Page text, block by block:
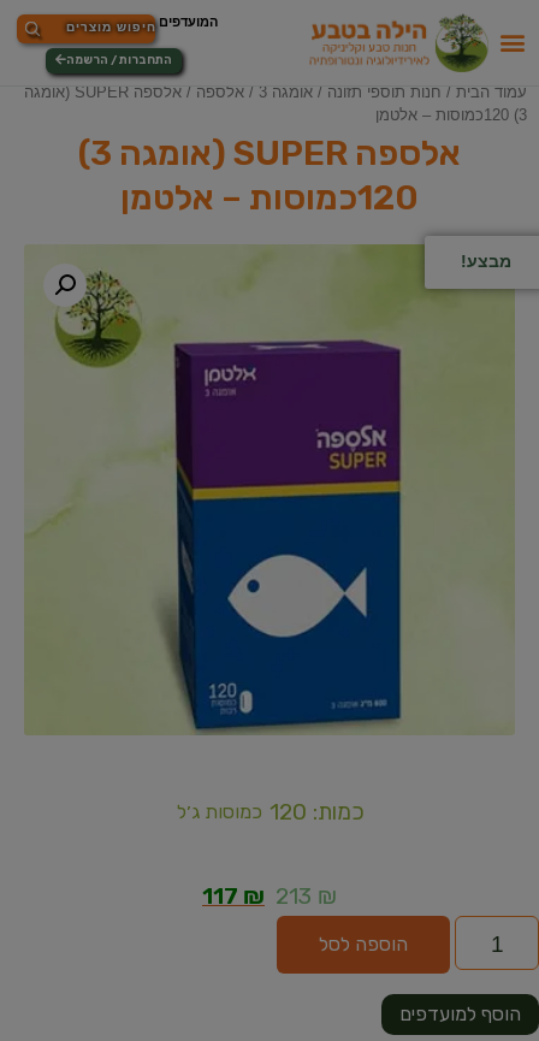
התחברות / הרשמה
עמוד הבית / חנות תוספי תזונה / אומגה 3 / אלספה
/ אלספה SUPER (אומגה
3) 120כמוסות – אלטמן
אלספה SUPER (אומגה 3)
120כמוסות – אלטמן
מבצע!
כמות: 120 כמוסות ג׳ל
213 ₪
117 ₪
הוספה לסל
הוסף למועדפים